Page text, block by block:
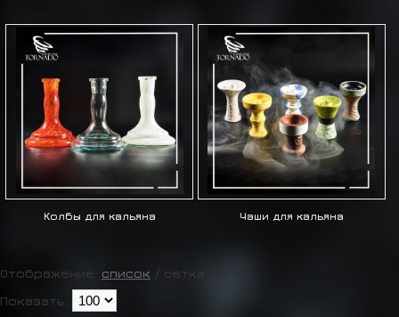
Колбы для кальяна Чаши для кальяна
Отображение: список / сетка
Показать: